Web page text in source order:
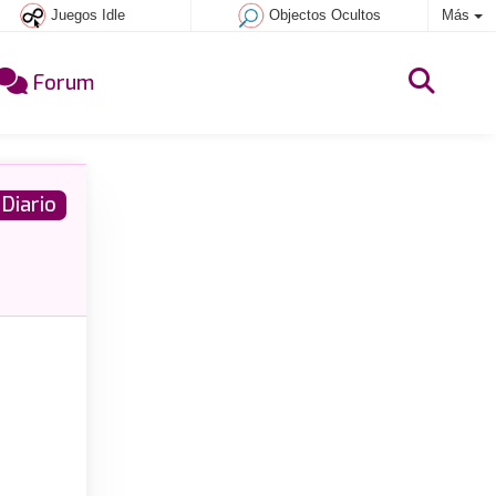
Juegos Idle Objectos Ocultos Más
Forum
Diario